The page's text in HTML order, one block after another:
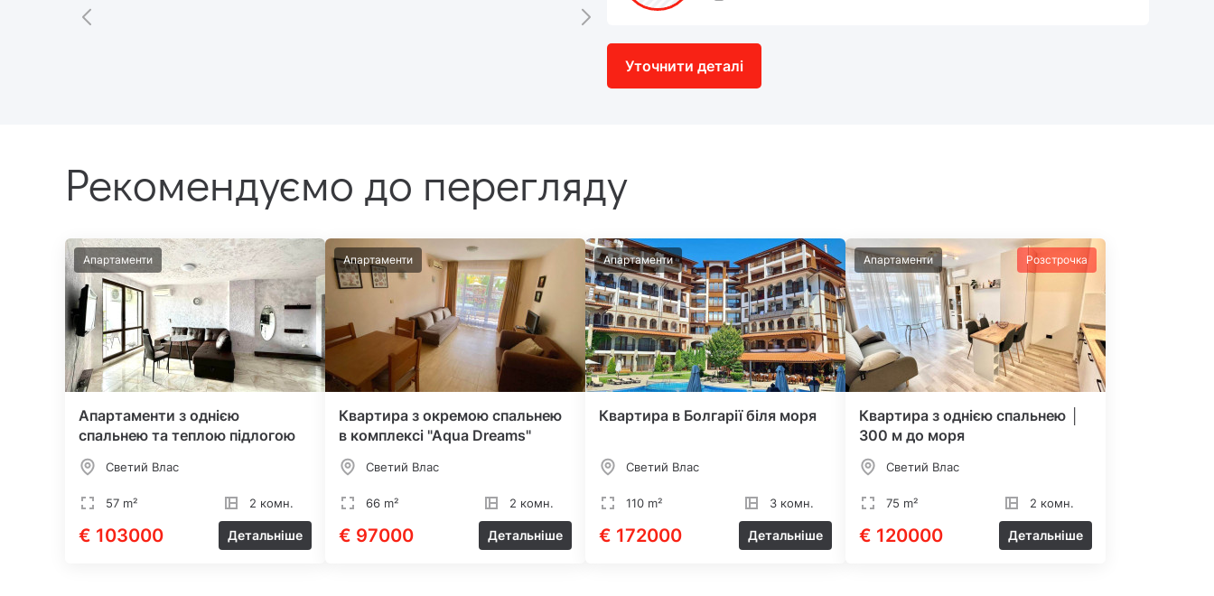
Уточнити деталі
Рекомендуємо до перегляду
Апартаменти
Апартаменти з однією
спальнею та теплою підлогою
Светий Влас
57 m² 2 комн.
€ 103000 Детальніше
Апартаменти
Квартира з окремою спальнею
в комплексі "Aqua Dreams"
Светий Влас
66 m² 2 комн.
€ 97000 Детальніше
Апартаменти
Квартира в Болгарії біля моря
Светий Влас
110 m² 3 комн.
€ 172000 Детальніше
Апартаменти Розстрочка
Квартира з однією спальнею │
300 м до моря
Светий Влас
75 m² 2 комн.
€ 120000 Детальніше